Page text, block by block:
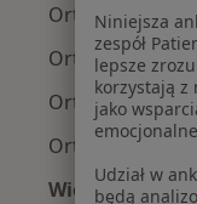
Ortopedzi z
Ortopedzi z JP
Ortopedzi z TU
Ortopedzi z
Więcej (12)
Niniejsza
zespół
lepsze
korzystają
jako
Udział w
będą